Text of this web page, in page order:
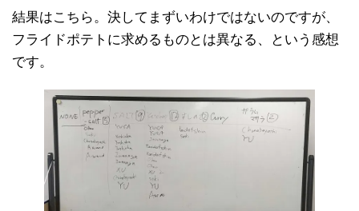
結果はこちら。決してまずいわけではないのですが、
フライドポテトに求めるものとは異なる、という感想
です。